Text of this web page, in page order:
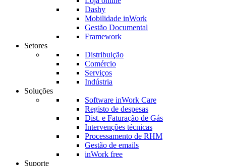
Dashy
Mobilidade inWork
Gestão Documental
Framework
Setores
Distribuição
Comércio
Serviços
Indústria
Soluções
Software inWork Care
Registo de despesas
Dist. e Faturação de Gás
Intervenções técnicas
Processamento de RHM
Gestão de emails
inWork free
Suporte